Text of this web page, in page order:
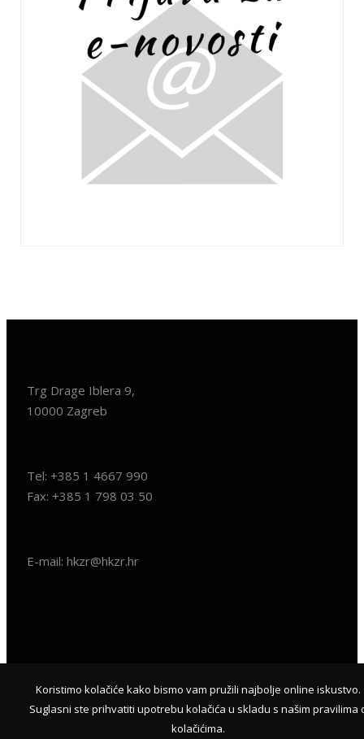
Trg Drage Iblera 9,
10000 Zagreb
Tel: +385 1 4667 990
Fax: +385 1 798 03 50
E-mail: hkzr@hkzr.hr
© 2018HKZR.HR- SVA PRAVA PRIDRŽANA | WEB & HOSTING
BYKUHADA
Koristimo kolačiće kako bismo vam pružili najbolje online iskustvo.
Suglasni ste prihvatiti upotrebu kolačića u skladu s našim pravilima
kolačićima.